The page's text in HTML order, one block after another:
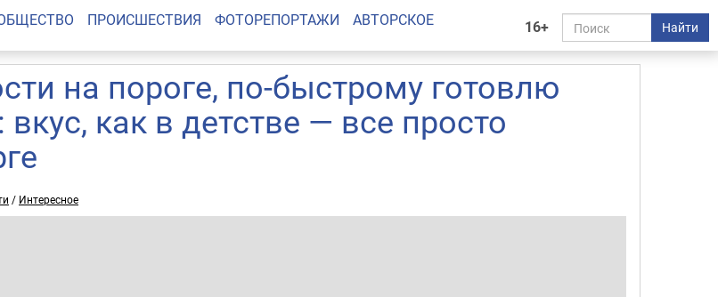
16+ Найти
ПРОИСШЕСТВИЯ ФОТОРЕПОРТАЖИ АВТОРСКОЕ
на пороге, по-быстрому готовлю
вкус, как в детстве — все просто
/ Интересное